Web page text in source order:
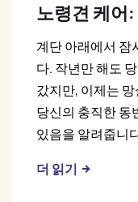
노령견 케어
계단 아래에서 잠
다. 작년만 해도
갔지만, 이제는
당신의 충직한 동
있음을 알려줍니
더 읽기